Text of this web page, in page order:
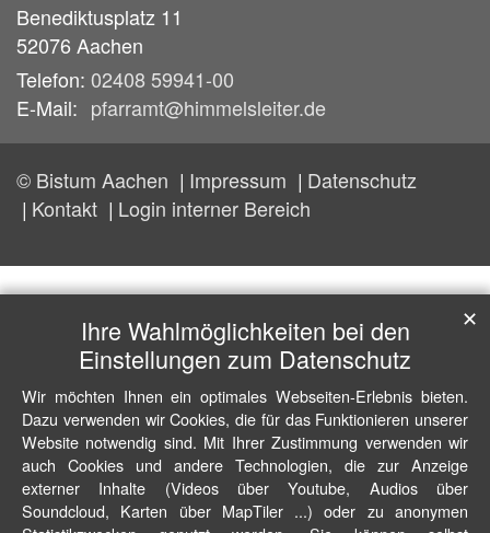
Benediktusplatz 11
52076Aachen
Telefon: 02408 59941-00
E-Mail: pfarramt@himmelsleiter.de
© Bistum Aachen Impressum
Datenschutz
Kontakt
Login interner Bereich
Ihre Wahlmöglichkeiten bei den
Einstellungen zum Datenschutz
Wir möchten Ihnen ein optimales Webseiten-Erlebnis bieten.
Dazu verwenden wir Cookies, die für das Funktionieren unserer
Website notwendig sind. Mit Ihrer Zustimmung verwenden wir
auch Cookies und andere Technologien, die zur Anzeige
externer Inhalte (Videos über Youtube, Audios über
Soundcloud, Karten über MapTiler ...) oder zu anonymen
✕